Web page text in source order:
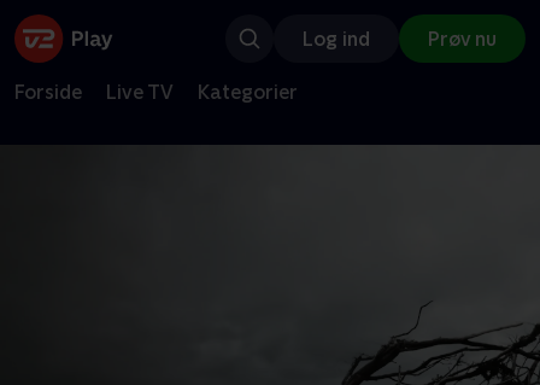
Log ind Prøv nu
Forside Live TV Kategorier